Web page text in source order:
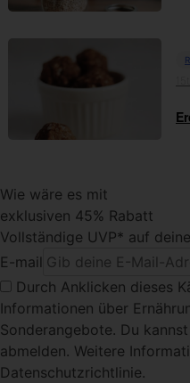
Wie wäre es mit
exklusiven 45% Rabatt
Vollständige UVP* auf
E-mail
Durch Anklicken dieses
Informationen über
Sonderangebote. Du
abmelden. Weitere
Datenschutzrichtlinie.